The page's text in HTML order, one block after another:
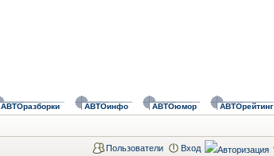
АВТОразборки АВТОинфо АВТОюмор АВТОрейтинг
Пользователи Вход